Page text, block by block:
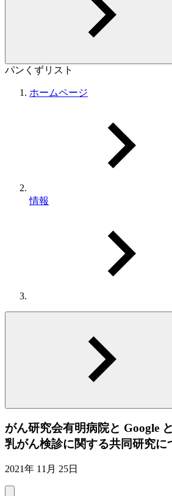
パンくずリスト
ホームページ
情報
がん研究会有明病院と Google
乳がん検診に関する共同研究に
2021年 11月 25日